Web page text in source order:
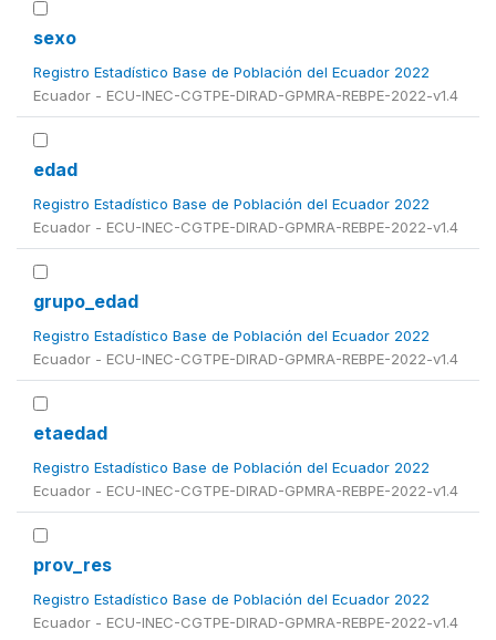
sexo
Registro Estadístico Base de Población del Ecuador 2022
Ecuador - ECU-INEC-CGTPE-DIRAD-GPMRA-REBPE-2022-v1.4
edad
Registro Estadístico Base de Población del Ecuador 2022
Ecuador - ECU-INEC-CGTPE-DIRAD-GPMRA-REBPE-2022-v1.4
grupo_edad
Registro Estadístico Base de Población del Ecuador 2022
Ecuador - ECU-INEC-CGTPE-DIRAD-GPMRA-REBPE-2022-v1.4
etaedad
Registro Estadístico Base de Población del Ecuador 2022
Ecuador - ECU-INEC-CGTPE-DIRAD-GPMRA-REBPE-2022-v1.4
prov_res
Registro Estadístico Base de Población del Ecuador 2022
Ecuador - ECU-INEC-CGTPE-DIRAD-GPMRA-REBPE-2022-v1.4